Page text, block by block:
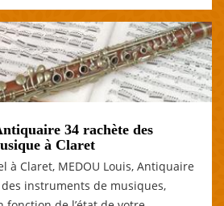
34 rachète des
à Claret
à Claret, MEDOU Louis, Antiquaire
instruments de musiques,